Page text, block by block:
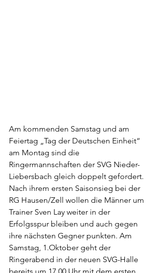
Am kommenden Samstag und am
Feiertag „Tag der Deutschen Einheit“
am Montag sind die
Ringermannschaften der SVG Nieder-
Liebersbach gleich doppelt gefordert.
Nach ihrem ersten Saisonsieg bei der
RG Hausen/Zell wollen die Männer um
Trainer Sven Lay weiter in der
Erfolgsspur bleiben und auch gegen
ihre nächsten Gegner punkten. Am
Samstag, 1.Oktober geht der
Ringerabend in der neuen SVG-Halle